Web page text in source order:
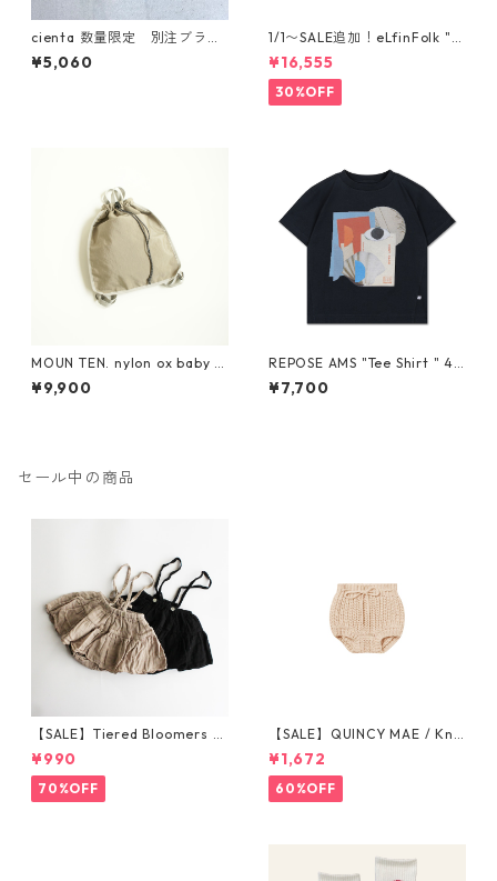
cienta 数量限定 別注ブラウ
ンソール Tストラップ シュー
ズ Negro
¥5,060
1/1〜SALE追加！eLfinFolk "el
f coat" (milky brown) 110 12
0 130
¥16,555
30%OFF
MOUN TEN. nylon ox baby k
napsack [MA71-0215a]
¥9,900
REPOSE AMS "Tee Shirt " 4Y
-16Y
¥7,700
セール中の商品
【SALE】Tiered Bloomers 7
0-80cm (グレージュ／ブラッ
ク) ※1点までメール便可
¥990
70%OFF
【SALE】QUINCY MAE / Knit
Tie Bloomer (12-18M/18-24
M/2-3Y)
¥1,672
60%OFF